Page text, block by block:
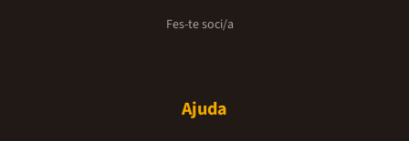
Fes-te soci/a
Ajuda